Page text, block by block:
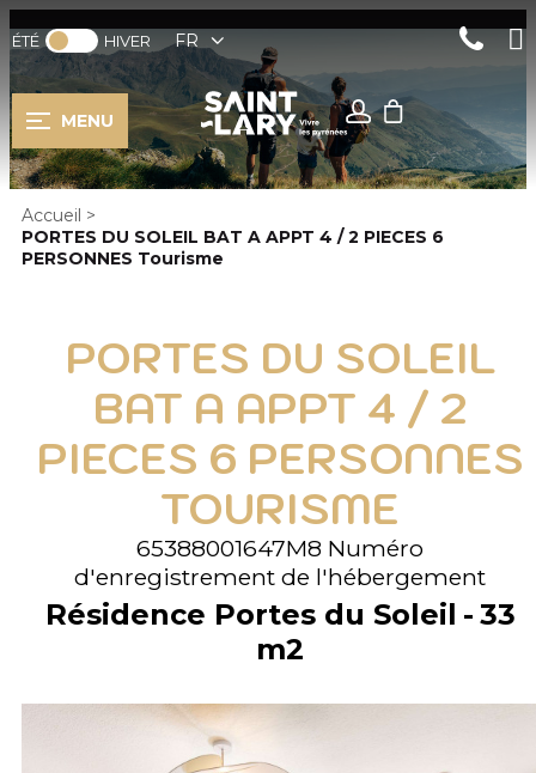
ÉTÉ HIVER FR
MENU
Accueil >
PORTES DU SOLEIL BAT A APPT 4 / 2 PIECES 6
PERSONNES Tourisme
PORTES DU SOLEIL
BAT A APPT 4 / 2
PIECES 6 PERSONNES
TOURISME
65388001647M8 Numéro
d'enregistrement de l'hébergement
Résidence Portes du Soleil
33
m2